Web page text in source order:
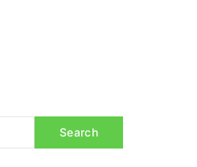
Search